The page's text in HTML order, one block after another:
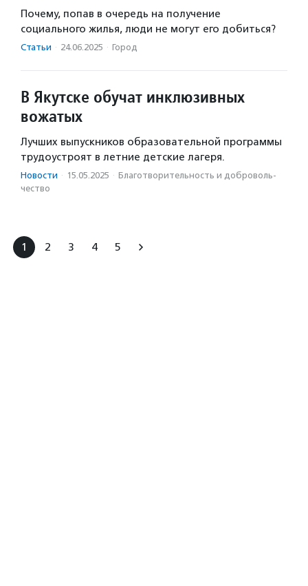
Почему, попав в очередь на получение
социального жилья, люди не могут его добиться?
Статьи · 24.06.2025 · Город
В Якутске обучат инклюзивных
вожатых
Лучших выпускников образовательной программы
трудоустроят в летние детские лагеря.
Новости · 15.05.2025 · Благотвори­тель­ность и доброволь­
чест­во
1 2 3 4 5